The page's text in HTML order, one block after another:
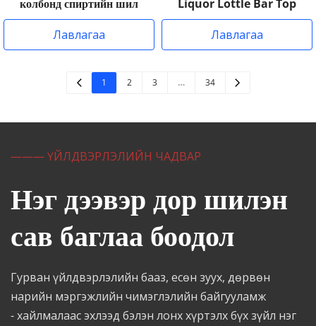
колбонд спиртийн шил
Лавлагаа
Liquor Lottle Bar Top
Лавлагаа
1 2 3 … 34
——— ҮЙЛДВЭРЛЭЛИЙН ЧАДВАР
Нэг дээвэр дор шилэн
сав баглаа боодол
Гурван үйлдвэрлэлийн бааз, есөн зуух, дөрвөн
нарийн мэргэжлийн чимэглэлийн байгууламж
- хайлмалаас эхлээд бэлэн лонх хүртэлх бүх зүйл нэг